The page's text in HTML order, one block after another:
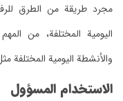
مجرد طريقة من الطرق
اليومية المختلفة، من
والأنشطة اليومية المختلفة
الاستخدام المسؤول